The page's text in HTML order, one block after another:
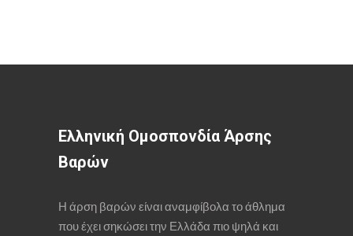
Ελληνική Ομοσπονδία Άρσης
Βαρών
Η άρση βαρών είναι αναμφίβολα το άθλημα
που έχει σηκώσει την Ελλάδα πιο ψηλά και